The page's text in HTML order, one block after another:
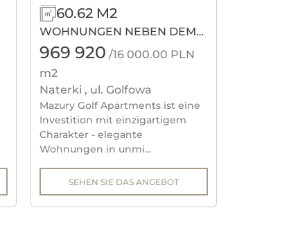
60.62 M2
WOHNUNGEN NEBEN DEM
GOLFPLATZ
969 920 /16 000.00 PLN
m2
Naterki , ul. Golfowa
Mazury Golf Apartments ist eine
Investition mit einzigartigem
Charakter - elegante
Wohnungen in unmi...
SEHEN SIE DAS ANGEBOT